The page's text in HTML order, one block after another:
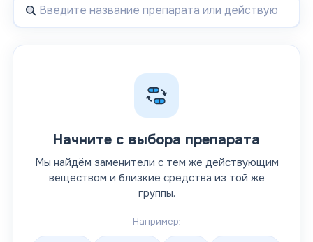
Начните с выбора препарата
Мы найдём заменители с тем же действующим
веществом и близкие средства из той же
группы.
Например: